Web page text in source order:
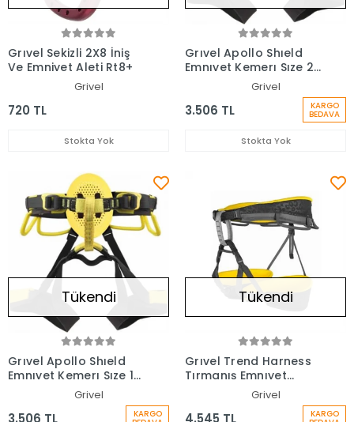
Grıvel Sekizli 2X8 İniş
Ve Emniyet Aleti Rt8+
Grivel
720 TL
Stokta Yok
Grıvel Apollo Shıeld
Emnıyet Kemerı Sıze 2
Grivel
3.506 TL KARGO
BEDAVA
Stokta Yok
Tükendi
Grıvel Apollo Shıeld
Emnıyet Kemerı Sıze 1
Grivel
3.506 TL KARGO
Tükendi
Grıvel Trend Harness
Tırmanış Emnıyet
Kemerı Hatrebl
Grivel
4.545 TL KARGO